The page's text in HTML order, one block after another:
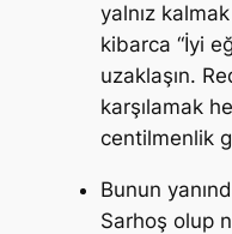
yalnız
kibarca “İyi
uzaklaşın.
karşılamak
centilmenlik
Bunun
Sarhoş olup